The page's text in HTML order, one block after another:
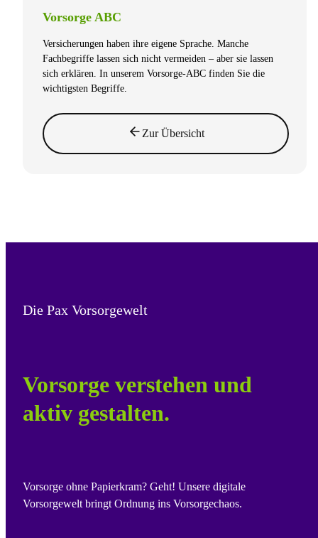
Vorsorge ABC
Versicherungen haben ihre eigene Sprache. Manche
Fachbegriffe lassen sich nicht vermeiden – aber sie lassen
sich erklären. In unserem Vorsorge-ABC finden Sie die
wichtigsten Begriffe.
Zur Übersicht
Die Pax Vorsorgewelt
Vorsorge verstehen und
aktiv gestalten.
Vorsorge ohne Papierkram? Geht! Unsere digitale
Vorsorgewelt bringt Ordnung ins Vorsorgechaos.